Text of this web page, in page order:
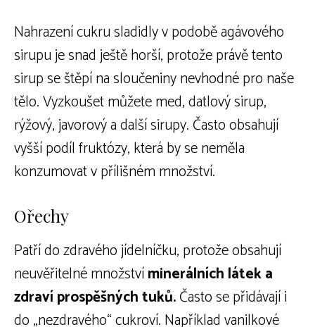
Nahrazení cukru sladidly v podobě agávového
sirupu je snad ještě horší, protože právě tento
sirup se štěpí na sloučeniny nevhodné pro naše
tělo. Vyzkoušet můžete med, datlový sirup,
rýžový, javorový a další sirupy. Často obsahují
vyšší podíl fruktózy, která by se neměla
konzumovat v přílišném množství.
Ořechy
Patří do zdravého jídelníčku, protože obsahují
neuvěřitelné množstvíminerálních látek a
zdraví prospěšných tuků.Často se přidávají i
do „nezdravého“ cukroví. Například vanilkové